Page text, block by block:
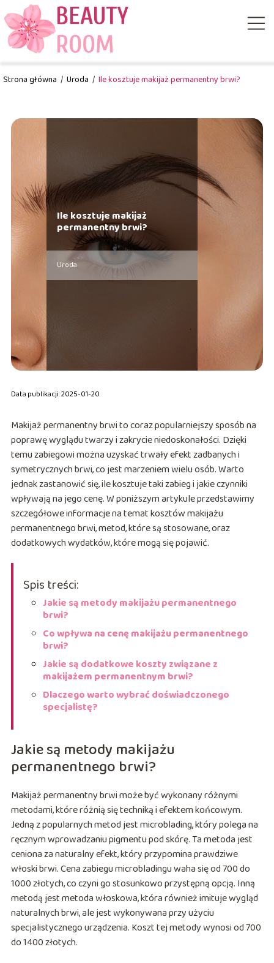
Strona główna / Uroda / Ile kosztuje makijaż permanentny brwi?
Ile kosztuje makijaż
permanentny brwi?
Uroda
Data publikacji: 2025-01-20
Makijaż permanentny brwi to coraz popularniejszy sposób na
poprawę wyglądu twarzy i zakrycie niedoskonałości. Dzięki
temu zabiegowi można uzyskać trwały efekt zadbanych i
symetrycznych brwi, co jest marzeniem wielu osób. Warto
jednak zastanowić się, ile kosztuje taki zabieg i jakie czynniki
wpływają na jego cenę. W poniższym artykule przedstawimy
szczegółowe informacje na temat kosztów makijażu
permanentnego brwi, metod, które są stosowane, oraz
dodatkowych wydatków, które mogą się pojawić.
Spis treści:
Jakie są metody makijażu permanentnego
brwi?
Co wpływa na cenę makijażu permanentnego
brwi?
Jakie są dodatkowe koszty związane z
makijażem permanentnym brwi?
Dlaczego warto wybrać doświadczonego
specjalistę?
Jakie są metody makijażu
permanentnego brwi?
Makijaż permanentny brwi może być wykonany różnymi
metodami, które różnią się techniką i efektem końcowym.
Jedną z popularnych metod jest microblading, który polega na
ręcznym wprowadzaniu pigmentu pod skórę. Ta metoda jest
ceniona za naturalny efekt, który przypomina prawdziwe
włoski brwi. Cena zabiegu microbladingu waha się od 700 do
1000 złotych, co czyni go stosunkowo przystępną opcją. Inną
metodą jest metoda włoskowa, która również imituje wygląd
naturalnych brwi, ale jest wykonywana przy użyciu
specjalistycznego urządzenia. Koszt tej metody wynosi od 700
do 1400 złotych.